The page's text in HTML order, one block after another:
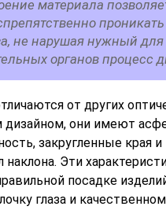
материала
не нарушая нужный для
органов процесс
от других
дизайном, они имеют
закругленные края и
наклона. Эти
посадке
глаза и